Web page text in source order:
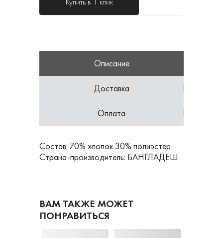
Описание
Доставка
Оплата
Состав: 70% хлопок 30% полиэстер
Страна-производитель: БАНГЛАДЕШ
ВАМ ТАКЖЕ МОЖЕТ
ПОНРАВИТЬСЯ